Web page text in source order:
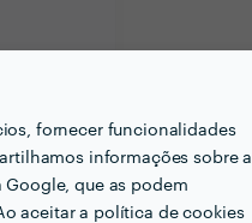
fornecer funcionalidades
informações sobre a
que as podem
aceitar a política de cookies